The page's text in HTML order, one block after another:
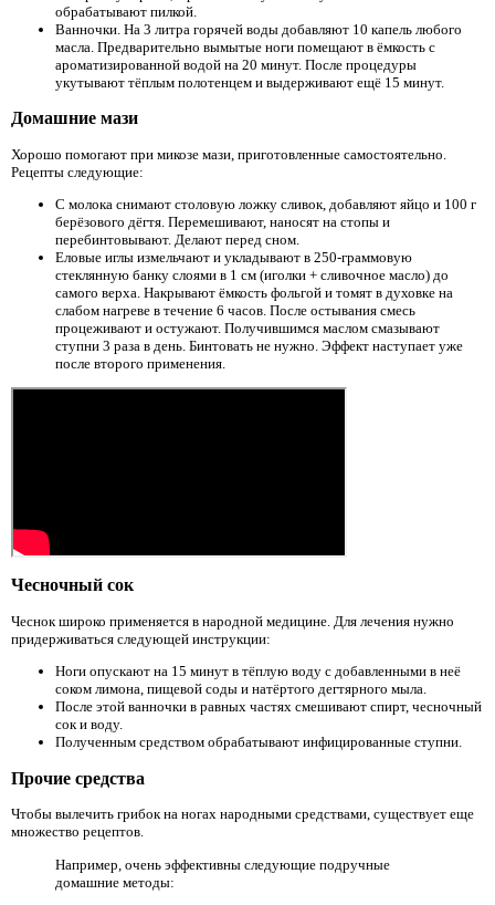
обрабатывают пилкой.
Ванночки. На 3 литра горячей воды добавляют 10 капель любого
масла. Предварительно вымытые ноги помещают в ёмкость с
ароматизированной водой на 20 минут. После процедуры
укутывают тёплым полотенцем и выдерживают ещё 15 минут.
Домашние мази
Хорошо помогают при микозе мази, приготовленные самостоятельно.
Рецепты следующие:
С молока снимают столовую ложку сливок, добавляют яйцо и 100 г
берёзового дёгтя. Перемешивают, наносят на стопы и
перебинтовывают. Делают перед сном.
Еловые иглы измельчают и укладывают в 250-граммовую
стеклянную банку слоями в 1 см (иголки + сливочное масло) до
самого верха. Накрывают ёмкость фольгой и томят в духовке на
слабом нагреве в течение 6 часов. После остывания смесь
процеживают и остужают. Получившимся маслом смазывают
ступни 3 раза в день. Бинтовать не нужно. Эффект наступает уже
после второго применения.
Чесночный сок
Чеснок широко применяется в народной медицине. Для лечения нужно
придерживаться следующей инструкции:
Ноги опускают на 15 минут в тёплую воду с добавленными в неё
соком лимона, пищевой соды и натёртого дегтярного мыла.
После этой ванночки в равных частях смешивают спирт, чесночный
сок и воду.
Полученным средством обрабатывают инфицированные ступни.
Прочие средства
Чтобы вылечить грибок на ногах народными средствами, существует еще
множество рецептов.
Например, очень эффективны следующие подручные
домашние методы: